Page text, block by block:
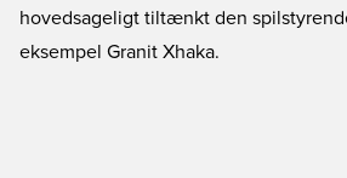
hovedsageligt tiltænkt den
eksempel Granit Xhaka.